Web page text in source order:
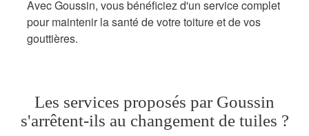
Avec Goussin, vous bénéficiez d'un service complet
pour maintenir la santé de votre toiture et de vos
gouttières.
Les services proposés par Goussin
s'arrêtent-ils au changement de tuiles ?